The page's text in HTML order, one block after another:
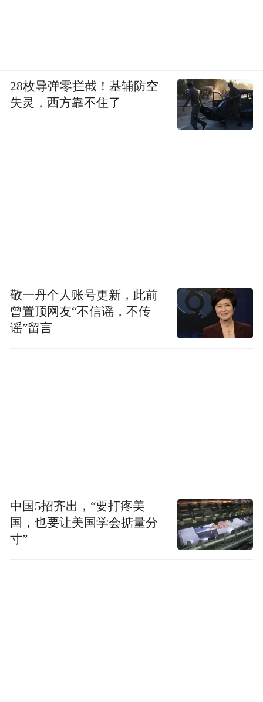
28枚导弹零拦截！基辅防空
失灵，西方靠不住了
敬一丹个人账号更新，此前
曾置顶网友“不信谣，不传
谣”留言
中国5招齐出，“要打疼美
国，也要让美国学会掂量分
寸”